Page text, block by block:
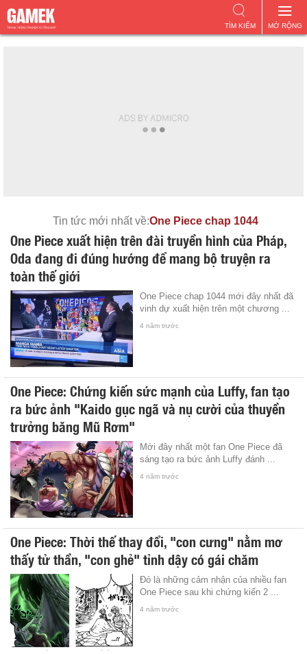
MỞ RỘNG
TÌM KIẾM
Tin tức mới nhất về:One Piece chap 1044
One Piece xuất hiện trên đài truyền hình của Pháp,
Oda đang đi đúng hướng để mang bộ truyện ra
toàn thế giới
One Piece chap 1044 mới đây nhất đã
vinh dự xuất hiện trên một chương ...
4 năm trước
One Piece: Chứng kiến sức mạnh của Luffy, fan tạo
ra bức ảnh "Kaido gục ngã và nụ cười của thuyền
trưởng băng Mũ Rơm"
Mới đây nhất một fan One Piece đã
sáng tạo ra bức ảnh Luffy đánh ...
4 năm trước
One Piece: Thời thế thay đổi, "con cưng" nằm mơ
thấy tử thần, "con ghẻ" tỉnh dậy có gái chăm
Đó là những cảm nhận của nhiều fan
One Piece sau khi chứng kiến 2 ...
4 năm trước